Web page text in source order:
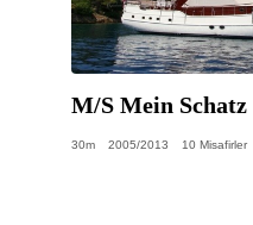
M/S Mein Schatz
30m 2005/2013 10 Misafirler